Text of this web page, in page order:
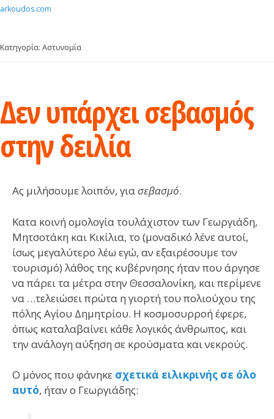
to
arkoudos.com
Κατηγορία: Αστυνομία
Δεν υπάρχει σεβασμός
στην δειλία
Ας μιλήσουμε λοιπόν, γιασεβασμό.
Κατα κοινή ομολογία τουλάχιστον των Γεωργιάδη,
Μητσοτάκη και Κικίλια, το (μοναδικό λένε αυτοί,
ίσως μεγαλύτερο λέω εγώ, αν εξαιρέσουμε τον
τουρισμό) λάθος της κυβέρνησης ήταν που άργησε
να πάρει τα μέτρα στην Θεσσαλονίκη, και περίμενε
να …τελειώσει πρώτα η γιορτή του πολιούχου της
πόλης Αγίου Δημητρίου. Η κοσμοσυρροή έφερε,
όπως καταλαβαίνει κάθε λογικός άνθρωπος, και
την ανάλογη αύξηση σε κρούσματα και νεκρούς.
Ο μόνος που φάνηκε σχετικά ειλικρινής σε όλο
αυτό, ήταν ο Γεωργιάδης: